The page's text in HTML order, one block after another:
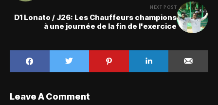
NEXT POST
D1 Lonato / J26: Les Chauffeurs champions
à une journée de la fin de l'exercice
Leave A Comment